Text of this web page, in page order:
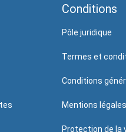
Conditions
Pôle juridique
Termes et
Conditions
Mentions légales
Protection de la